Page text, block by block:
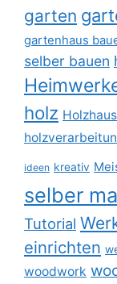
garten
gartenhaus
selber bauen
holz Holzhaus
ideen kreativ
selber
Tutorial
einrichten
woodwork